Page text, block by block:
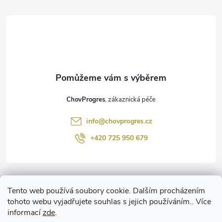
Tento web používá soubory cookie. Dalším procházením
tohoto webu vyjadřujete souhlas s jejich používáním.. Více
informacízde.
ChovProgres
info@chovprogres.cz
+420 725 950 679